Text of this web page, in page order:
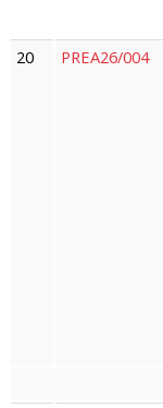
20
PREA26/004